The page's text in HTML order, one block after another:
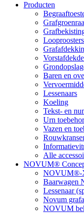
Producten
Baren en
Lessenaars
Koeling
Tekst- en
Urn
Vazen en
Alle
NOVUM®
NOVUM®-
Lessenaar
Novum
NOVUM